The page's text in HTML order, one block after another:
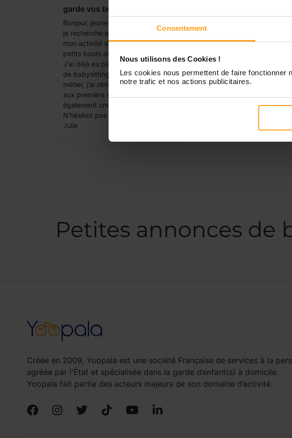
Consentement
Nous utilisons des Cookies !
Les cookies nous permettent de faire fonctionner
notre trafic et nos actions publicitaires.
garde vos bouts de choux
Bonjour, jeune maman de 34 ans,
je recherche en complément de
mon activité d'infirmière, des
petits bouts de choux à garder.
J'ai déjà eu plusieurs expérience
de babysitting. Grâce à mon
métier, j'ai obtenu une formation
aux premiers secours et suis
également une maman :)
N'hésitez pas à me contacter.
Julie
Petites annonces de
Créée en 2009, Yoopala est une société Française de services à la
agréée par l'État et spécialisée dans la garde d’enfant(s) à domicile.
Yoopala fait partie des acteurs majeurs de son domaine d’activité.